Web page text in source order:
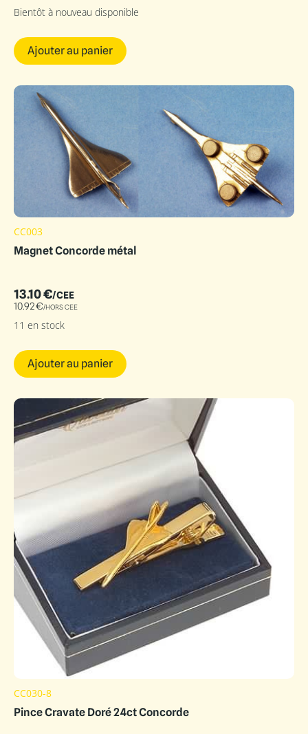
Bientôt à nouveau disponible
Ajouter au panier
CC003
Magnet Concorde métal
13.10€/CEE
10.92€/HORS CEE
11 en stock
Ajouter au panier
CC030-8
Pince Cravate Doré 24ct Concorde